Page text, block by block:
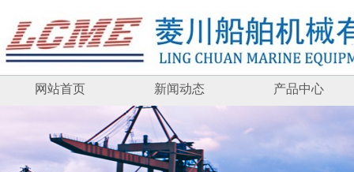
网站首页 新闻动态 产品中心